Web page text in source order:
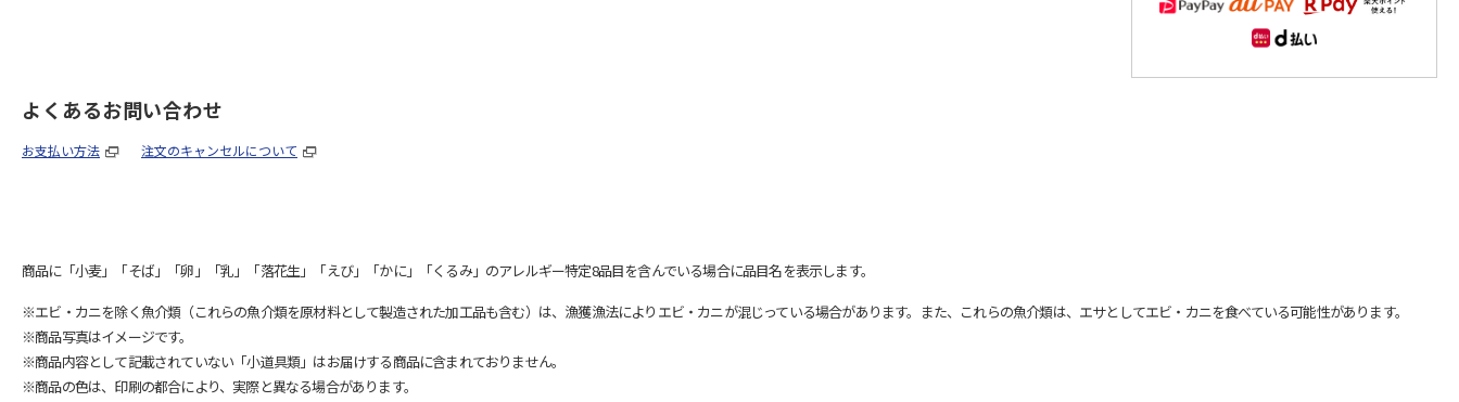
よくあるお問い合わせ
お支払い方法 注文のキャンセルについて
商品に「小麦」「そば」「卵」「乳」「落花生」「えび」「かに」「くるみ」のアレルギー特定8品目を含んでいる場合に品目名を表示します。
※エビ・カニを除く魚介類（これらの魚介類を原材料として製造された加工品も含む）は、漁獲漁法によりエビ・カニが混じっている場合があります。また、これらの魚介類は、エサとしてエビ・カニを食べている可能性があります。
※商品写真はイメージです。
※商品内容として記載されていない「小道具類」はお届けする商品に含まれておりません。
※商品の色は、印刷の都合により、実際と異なる場合があります。